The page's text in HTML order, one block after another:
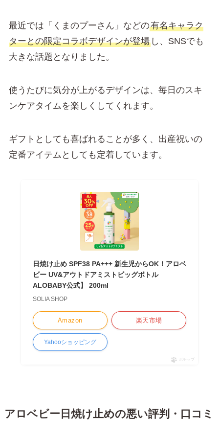
最近では「くまのプーさん」などの有名キャラク
ターとの限定コラボデザインが登場し、SNSでも
大きな話題となりました。
使うたびに気分が上がるデザインは、毎日のスキ
ンケアタイムを楽しくしてくれます。
ギフトとしても喜ばれることが多く、出産祝いの
定番アイテムとしても定着しています。
日焼け止め SPF38 PA+++ 新生児からOK！アロベ
ビー UV&アウトドアミストビッグボトル
ALOBABY公式】 200ml
SOLIA SHOP
Amazon 楽天市場
Yahooショッピング
ポチップ
アロベビー日焼け止めの悪い評判・口コミ